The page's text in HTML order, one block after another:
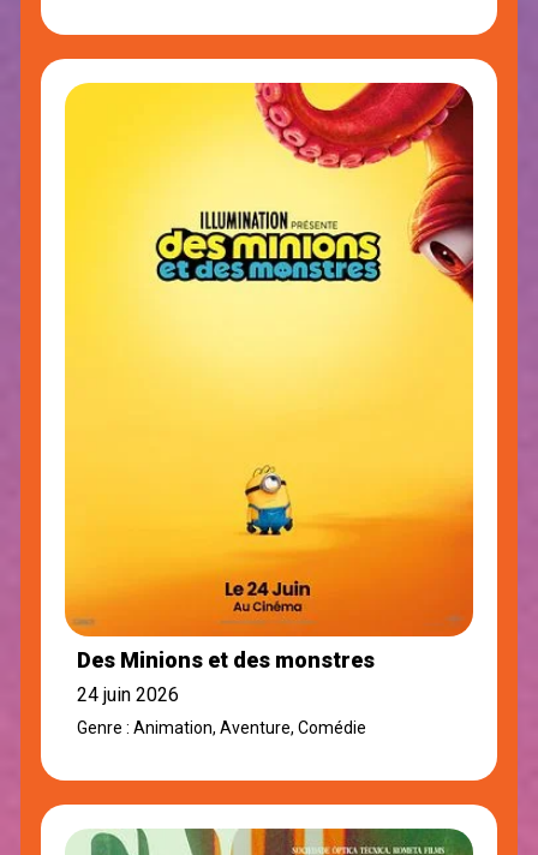
Des Minions et des monstres
24 juin 2026
Genre : Animation, Aventure, Comédie